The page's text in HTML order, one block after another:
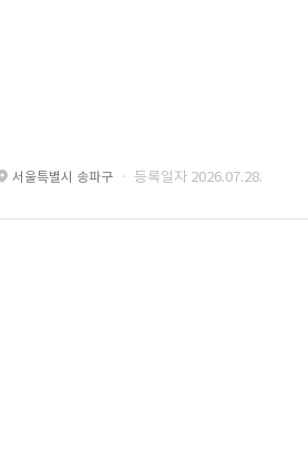
워크를 기반으로 시스템을 구축
서울특별시 송파구 · 등록일자 2026.07.28.